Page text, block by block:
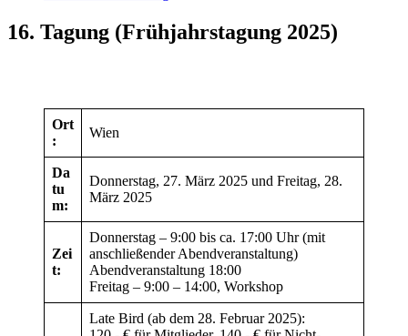
16. Tagung (Frühjahrstagung 2025)
Ort
:
Wien
Da
tu
m:
Donnerstag, 27. März 2025 und Freitag, 28.
März 2025
Zei
t:
Donnerstag – 9:00 bis ca. 17:00 Uhr (mit
anschließender Abendveranstaltung)
Abendveranstaltung 18:00
Freitag – 9:00 – 14:00, Workshop
Late Bird (ab dem 28. Februar 2025):